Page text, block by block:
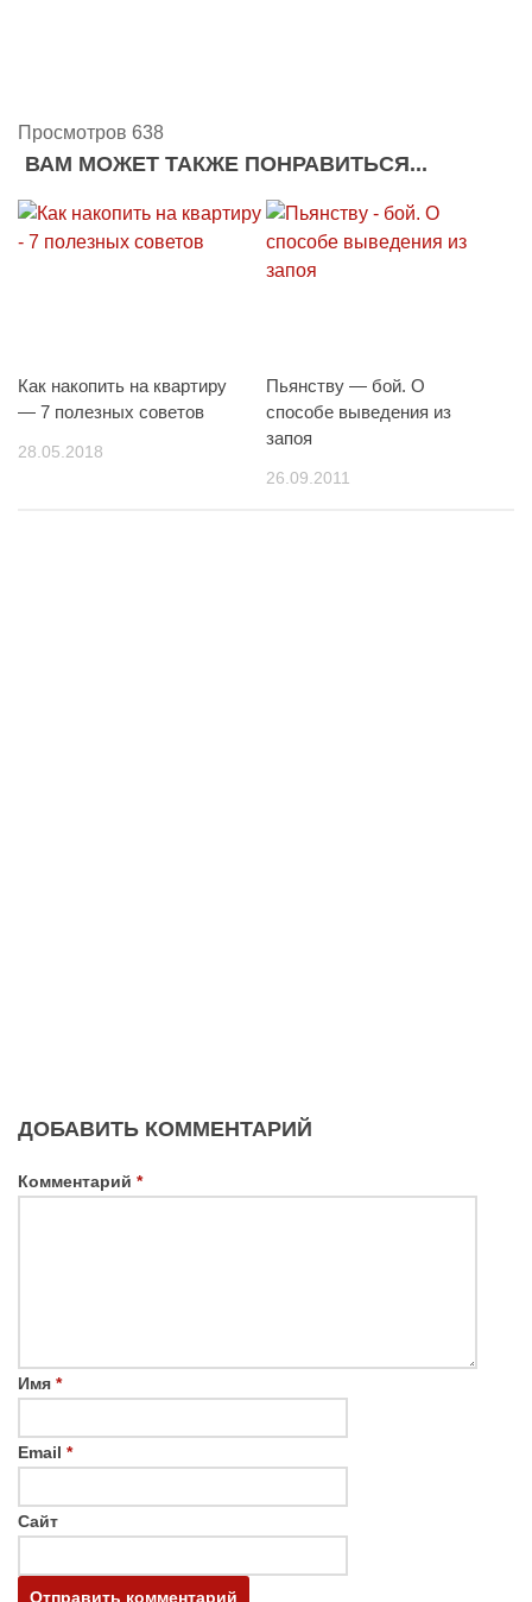
Просмотров 638
ВАМ МОЖЕТ ТАКЖЕ ПОНРАВИТЬСЯ...
Как накопить на квартиру
— 7 полезных советов
28.05.2018
Пьянству — бой. О
способе выведения из
запоя
26.09.2011
ДОБАВИТЬ КОММЕНТАРИЙ
Комментарий *
Имя *
Email *
Сайт